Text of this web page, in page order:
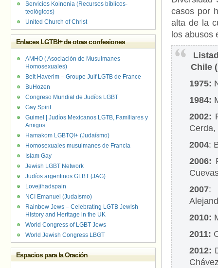
casos por
alta de la
los abusos
Chile
1975:
1984:
2002:
2004:
2006:
2007:
2010:
2011:
2012:
Servicios Koinonia (Recursos bíblicos-
teológicos)
United Church of Christ
Enlaces LGTBI+ de otras confesiones
AMHO ( Asociación de Musulmanes
Homosexuales)
Beit Haverim – Groupe Juif LGTB de France
BuHozen
Congreso Mundial de Judíos LGBT
Gay Spirit
Guimel | Judíos Mexicanos LGTB, Familiares y
Amigos
Hamakom LGBTQI+ (Judaísmo)
Homosexuales musulmanes de Francia
Islam Gay
Jewish LGBT Network
Judíos argentinos GLBT (JAG)
Lovejihadspain
NCI Emanuel (Judaísmo)
Rainbow Jews – Celebrating LGTB Jewish
History and Heritage in the UK
World Congress of LGBT Jews
World Jewish Congress LBGT
Espacios para la Oración